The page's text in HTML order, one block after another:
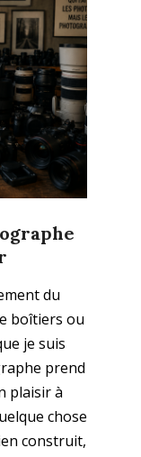
du
boîtiers ou
je suis
prend
plaisir à
chose
construit,
à la
33sio